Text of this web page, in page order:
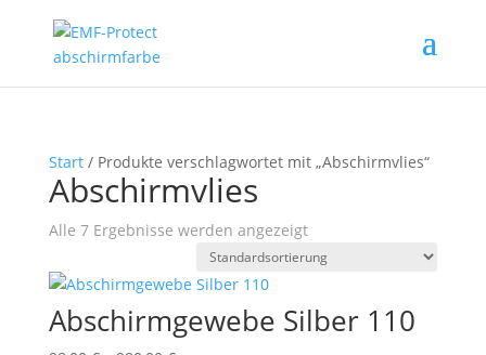
Start/ Produkte verschlagwortet mit „Abschirmvlies“
Abschirmvlies
Alle 7 Ergebnisse werden angezeigt
Abschirmgewebe Silber 110